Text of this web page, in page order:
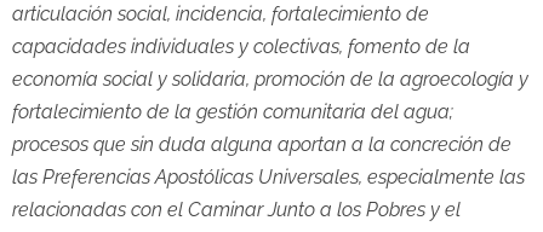
articulación social, incidencia, fortalecimiento de
capacidades individuales y colectivas, fomento de la
economía social y solidaria, promoción de la agroecología y
fortalecimiento de la gestión comunitaria del agua;
procesos que sin duda alguna aportan a la concreción de
las Preferencias Apostólicas Universales, especialmente las
relacionadas con el Caminar Junto a los Pobres y el